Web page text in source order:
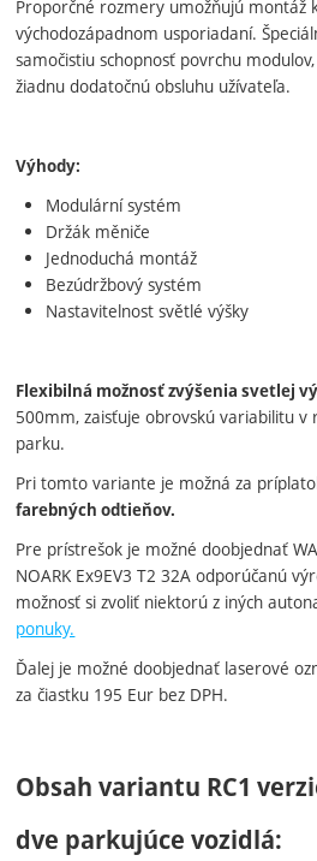
Proporčné rozmery umožňujú montáž
východozápadnom usporiadaní.
samočistiu schopnosť povrchu
žiadnu dodatočnú obsluhu užívateľa.
Výhody:
Modulární systém
Držák měniče
Jednoduchá montáž
Bezúdržbový systém
Nastavitelnost světlé výšky
Flexibilná možnosť zvýšenia svetlej
500mm, zaisťuje obrovskú variabilitu v
parku.
Pri tomto variante je možná za
farebných odtieňov.
Pre prístrešok je možné doobjednať
NOARK Ex9EV3 T2 32A odporúčanú
možnosť si zvoliť niektorú z iných
ponuky.
Ďalej je možné doobjednať laserové
za čiastku 195 Eur bez DPH.
Obsah variantu RC1
dve parkujúce vozidlá: